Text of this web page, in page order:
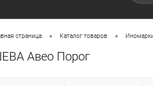
страница • Каталог товаров •
Авео Порог